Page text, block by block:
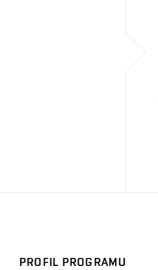
PROFIL PROGRAMU